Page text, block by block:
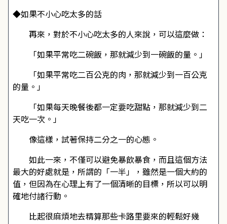
◆如果不小心吃太多的話
再來，對於不小心吃太多的人來說，可以這麼做：
「如果平常吃二碗飯，那就減少到一碗飯的量。」
「如果平常吃二百公克的肉，那就減少到一百公克
的量。」
「如果每天晚餐後都一定要吃甜點，那就減少到二
天吃一次。」
像這樣，試著保持二分之一的心態。
如此一來，不僅可以避免暴飲暴食，而且這個方法
最大的好處就是，所謂的「一半」，雖然是一個大約的
值，但因為在心理上有了一個清晰的目標，所以可以明
確地付諸行動。
比起很麻煩地去精算那些卡路里要來的輕鬆好幾